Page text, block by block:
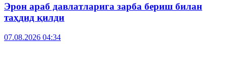
Эрон араб давлатларига зарба бериш билан
таҳдид қилди
07.08.2026 04:34